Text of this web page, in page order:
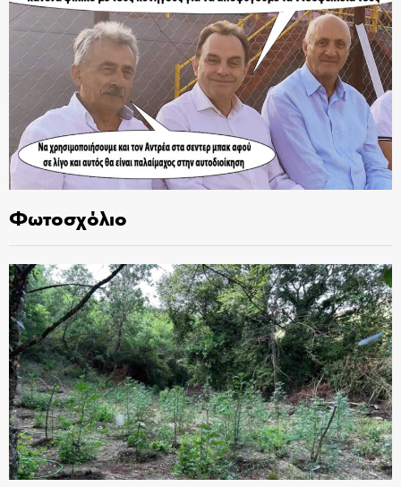
Φωτοσχόλιο